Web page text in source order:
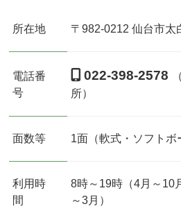
所在地 〒982-0212 仙台市太
電話番
号
022-398-2578
所）
面数等 1面（軟式・ソフトボ
利用時
間
8時～19時（4月～10
～3月）